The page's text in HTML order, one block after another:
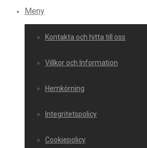
Meny
Kontakta och hitta till oss
Villkor och Information
Hemkörning
Integritetspolicy
Cookiepolicy